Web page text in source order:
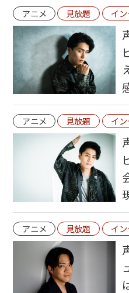
アニメ 見放題 イ
アニメ 見放題 イ
アニメ 見放題 イ